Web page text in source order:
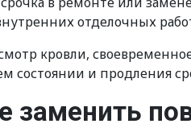
отделочных
кровли,
состоянии и продления
заменить